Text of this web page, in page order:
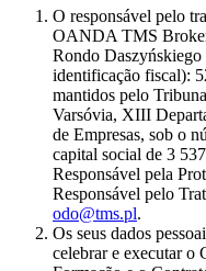
O responsável pelo
OANDA TMS
Rondo
identificação fiscal):
mantidos pelo
Varsóvia, XIII
de Empresas, sob o
capital social de 3
Responsável pela
Responsável pelo
odo@tms.pl.
Os seus dados
celebrar e executar o